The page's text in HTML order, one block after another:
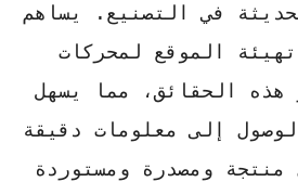
في التصنيع. يساهم
تهيئة الموقع لمحركات
هذه الحقائق، مما يسهل
إلى معلومات دقيقة
دول منتجة ومصدرة ومستوردة